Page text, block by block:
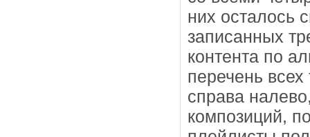
них осталось
записанных
контента по
перечень
справа
композиций,